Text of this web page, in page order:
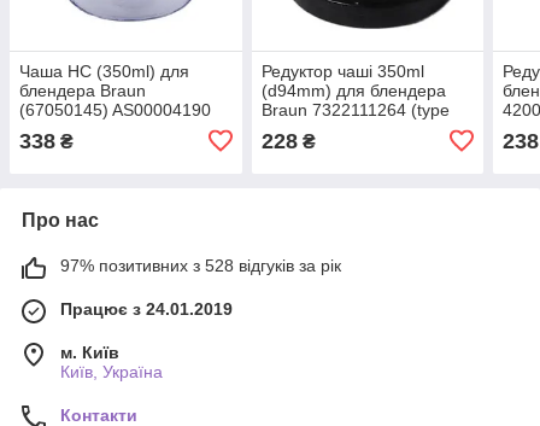
Чаша HC (350ml) для
блендера Braun
(67050145) AS00004190
338 ₴
Редуктор чаші 350ml
(d94mm) для блендера
Braun 7322111264 (type
228₴ 238
Про нас
97% позитивних з 528 відгуків за рік
Працює з 24.01.2019
м. Київ
Київ, Україна
Контакти